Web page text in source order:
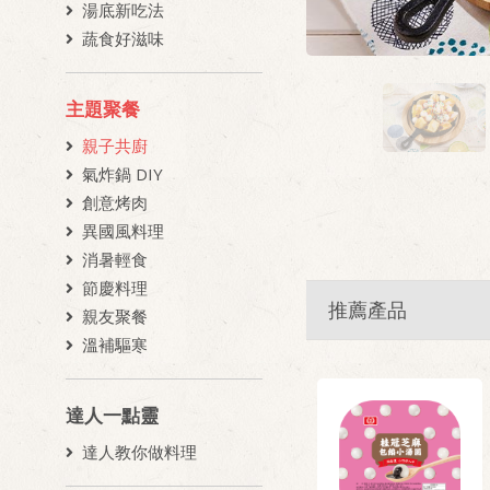
湯底新吃法
蔬食好滋味
主題聚餐
親子共廚
氣炸鍋 DIY
創意烤肉
異國風料理
消暑輕食
節慶料理
親友聚餐
溫補驅寒
達人一點靈
達人教你做料理
推薦產品